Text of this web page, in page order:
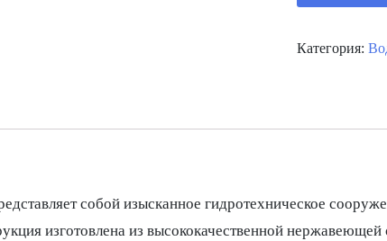
Категория:
собой изысканное гидротехническое
изготовлена из высококачественной